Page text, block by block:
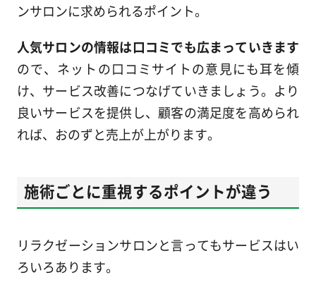
ンサロンに求められるポイント。
人気サロンの情報は口コミでも広まっていきます
ので、ネットの口コミサイトの意見にも耳を傾
け、サービス改善につなげていきましょう。より
良いサービスを提供し、顧客の満足度を高められ
れば、おのずと売上が上がります。
施術ごとに重視するポイントが違う
リラクゼーションサロンと言ってもサービスはい
ろいろあります。